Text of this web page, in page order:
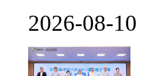
2026-08-